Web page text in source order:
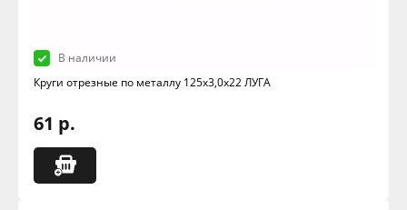
В наличии
Круги отрезные по металлу 125х3,0х22 ЛУГА
61 р.